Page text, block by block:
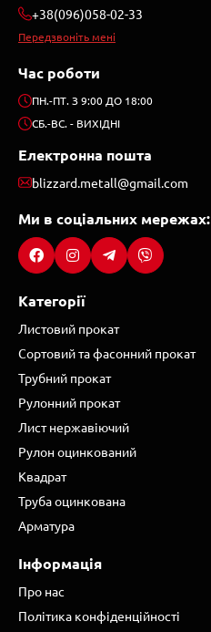
+38(096)058-02-33
Передзвоніть мені
Час роботи
ПН.-ПТ. З 9:00 ДО 18:00
СБ.-ВС. - ВИХІДНІ
Електронна пошта
blizzard.metall@gmail.com
Ми в соціальних мережах:
Категорії
Листовий прокат
Сортовий та фасонний прокат
Трубний прокат
Рулонний прокат
Лист нержавіючий
Рулон оцинкований
Квадрат
Труба оцинкована
Арматура
Інформація
Про нас
Політика конфіденційності